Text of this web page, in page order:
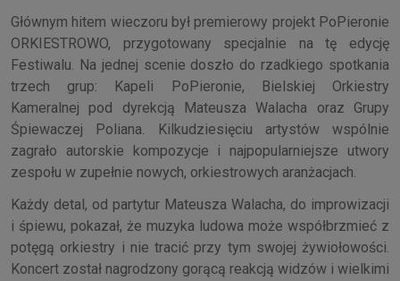
Głównym hitem wieczoru był premierowy projekt PoPieronie
ORKIESTROWO, przygotowany specjalnie na tę edycję
Festiwalu. Na jednej scenie doszło do rzadkiego spotkania
trzech grup: Kapeli PoPieronie, Bielskiej Orkiestry
Kameralnej pod dyrekcją Mateusza Walacha oraz Grupy
Śpiewaczej Poliana. Kilkudziesięciu artystów wspólnie
zagrało autorskie kompozycje i najpopularniejsze utwory
zespołu w zupełnie nowych, orkiestrowych aranżacjach.
Każdy detal, od partytur Mateusza Walacha, do improwizacji
i śpiewu, pokazał, że muzyka ludowa może współbrzmieć z
potęgą orkiestry i nie tracić przy tym swojej żywiołowości.
Koncert został nagrodzony gorącą reakcją widzów i wielkimi